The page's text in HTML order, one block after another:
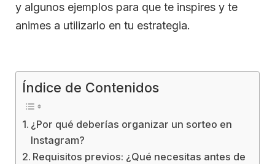
y algunos ejemplos para que te inspires y te
animes a utilizarlo en tu estrategia.
Índice de Contenidos
¿Por qué deberías organizar un sorteo en
Instagram?
Requisitos previos: ¿Qué necesitas antes de